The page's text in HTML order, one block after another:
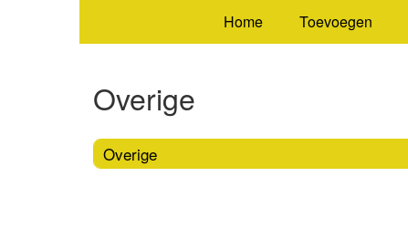
Home Toevoegen
Overige
Overige